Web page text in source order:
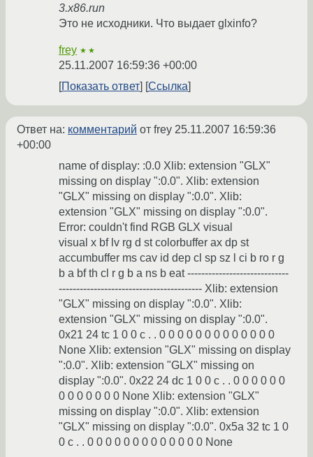
3.x86.run
Это не исходники. Что выдает glxinfo?
frey ★★
25.11.2007 16:59:36 +00:00
Показать ответ
Ссылка
Ответ на: комментарий от frey 25.11.2007 16:59:36
+00:00
name of display: :0.0 Xlib: extension "GLX"
missing on display ":0.0". Xlib: extension
"GLX" missing on display ":0.0". Xlib:
extension "GLX" missing on display ":0.0".
Error: couldn't find RGB GLX visual
visual x bf lv rg d st colorbuffer ax dp st
accumbuffer ms cav id dep cl sp sz l ci b ro r g
b a bf th cl r g b a ns b eat -----------------------------
----------------------------------------- Xlib: extension
"GLX" missing on display ":0.0". Xlib:
extension "GLX" missing on display ":0.0".
0x21 24 tc 1 0 0 c . . 0 0 0 0 0 0 0 0 0 0 0 0 0
None Xlib: extension "GLX" missing on display
":0.0". Xlib: extension "GLX" missing on
display ":0.0". 0x22 24 dc 1 0 0 c . . 0 0 0 0 0 0
0 0 0 0 0 0 0 None Xlib: extension "GLX"
missing on display ":0.0". Xlib: extension
"GLX" missing on display ":0.0". 0x5a 32 tc 1 0
0 c . . 0 0 0 0 0 0 0 0 0 0 0 0 0 None